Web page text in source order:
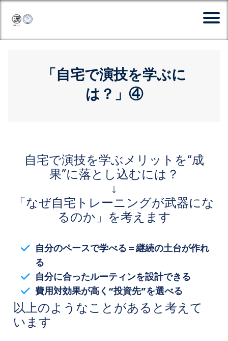
「自宅で演技を学ぶに
は？」④
自宅で演技を学ぶメリットを“成
果”に落とし込むには？
↓
「なぜ自宅トレーニングが武器にな
るのか」を考えます
自分のペースで学べる＝継続の土台が作れ
る
自分に合ったルーティンを設計できる
費用対効果が高く“投資先”を選べる
以上のようなことがあると考えて
います